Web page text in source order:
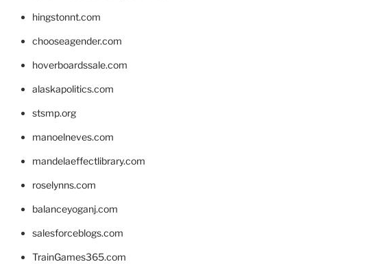
hingstonnt.com
chooseagender.com
hoverboardssale.com
alaskapolitics.com
stsmp.org
manoelneves.com
mandelaeffectlibrary.com
roselynns.com
balanceyoganj.com
salesforceblogs.com
TrainGames365.com